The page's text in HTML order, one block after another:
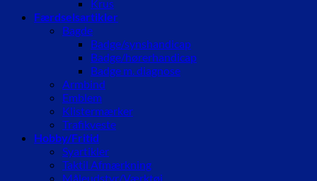
Krus
Færdselsartikler
Bagde
Badge/synshandicap
Badge/hørerhandicap
Badge m. diagnose
Armbind
Emblem
Klistermærker
Trafikveste
Hobby/Fritid
Syartikler
Taktil Afmærkning
Måleudstyr/Værktøj